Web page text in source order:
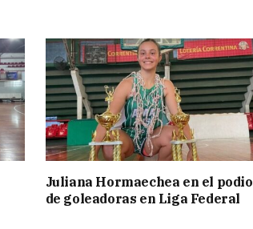
Juliana Hormaechea en el podio
de goleadoras en Liga Federal